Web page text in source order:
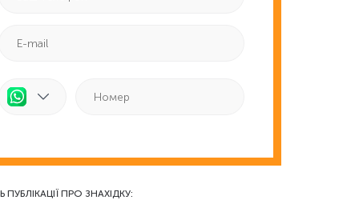
ПУБЛІКАЦІЇ ПРО ЗНАХІДКУ: